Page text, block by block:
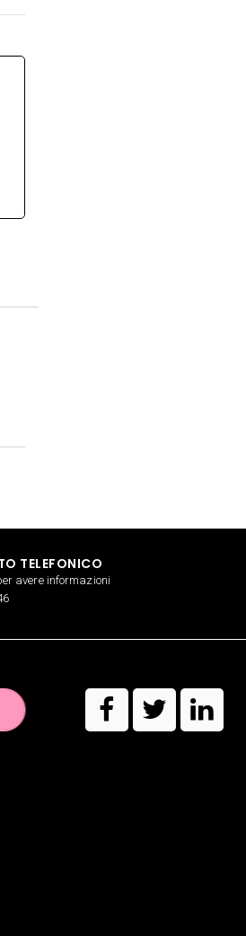
TELEFONICO
avere informazioni